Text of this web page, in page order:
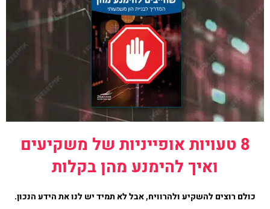
8 טעויות אופייניות של משקיעים
ואיך להימנע מהן בקלות
כולם רוצים להשקיע ולהרוויח, אבל לא תמיד יש לנו את הידע הנכון.